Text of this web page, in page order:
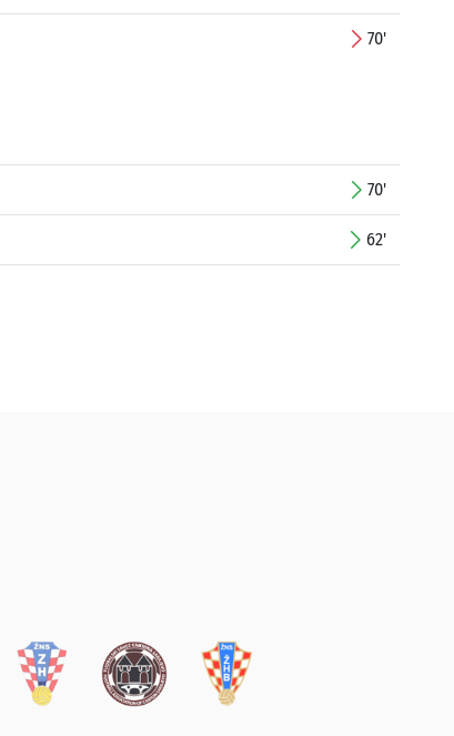
70'
70'
62'